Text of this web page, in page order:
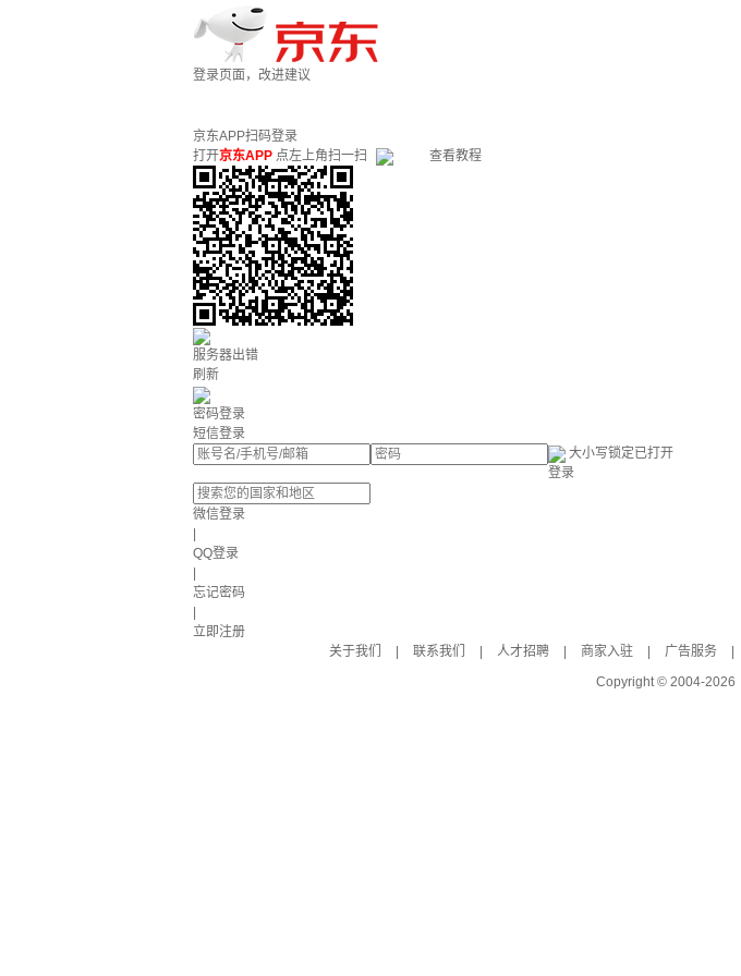
登录页面，改进建议
京东APP扫码登录
打开京东APP 点左上角扫一扫 查看教程
服务器出错
刷新
密码登录
短信登录
大小写锁定已打开
登录
微信登录
QQ登录
忘记密码
立即注册
关于我们
联系我们 人才招聘 商家入驻 广告服务
Copyright © 2004-2026